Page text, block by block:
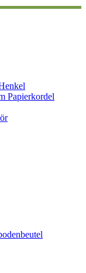
Papierkordel